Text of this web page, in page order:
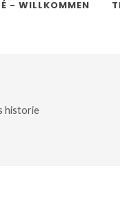
- WILLKOMMEN
historie